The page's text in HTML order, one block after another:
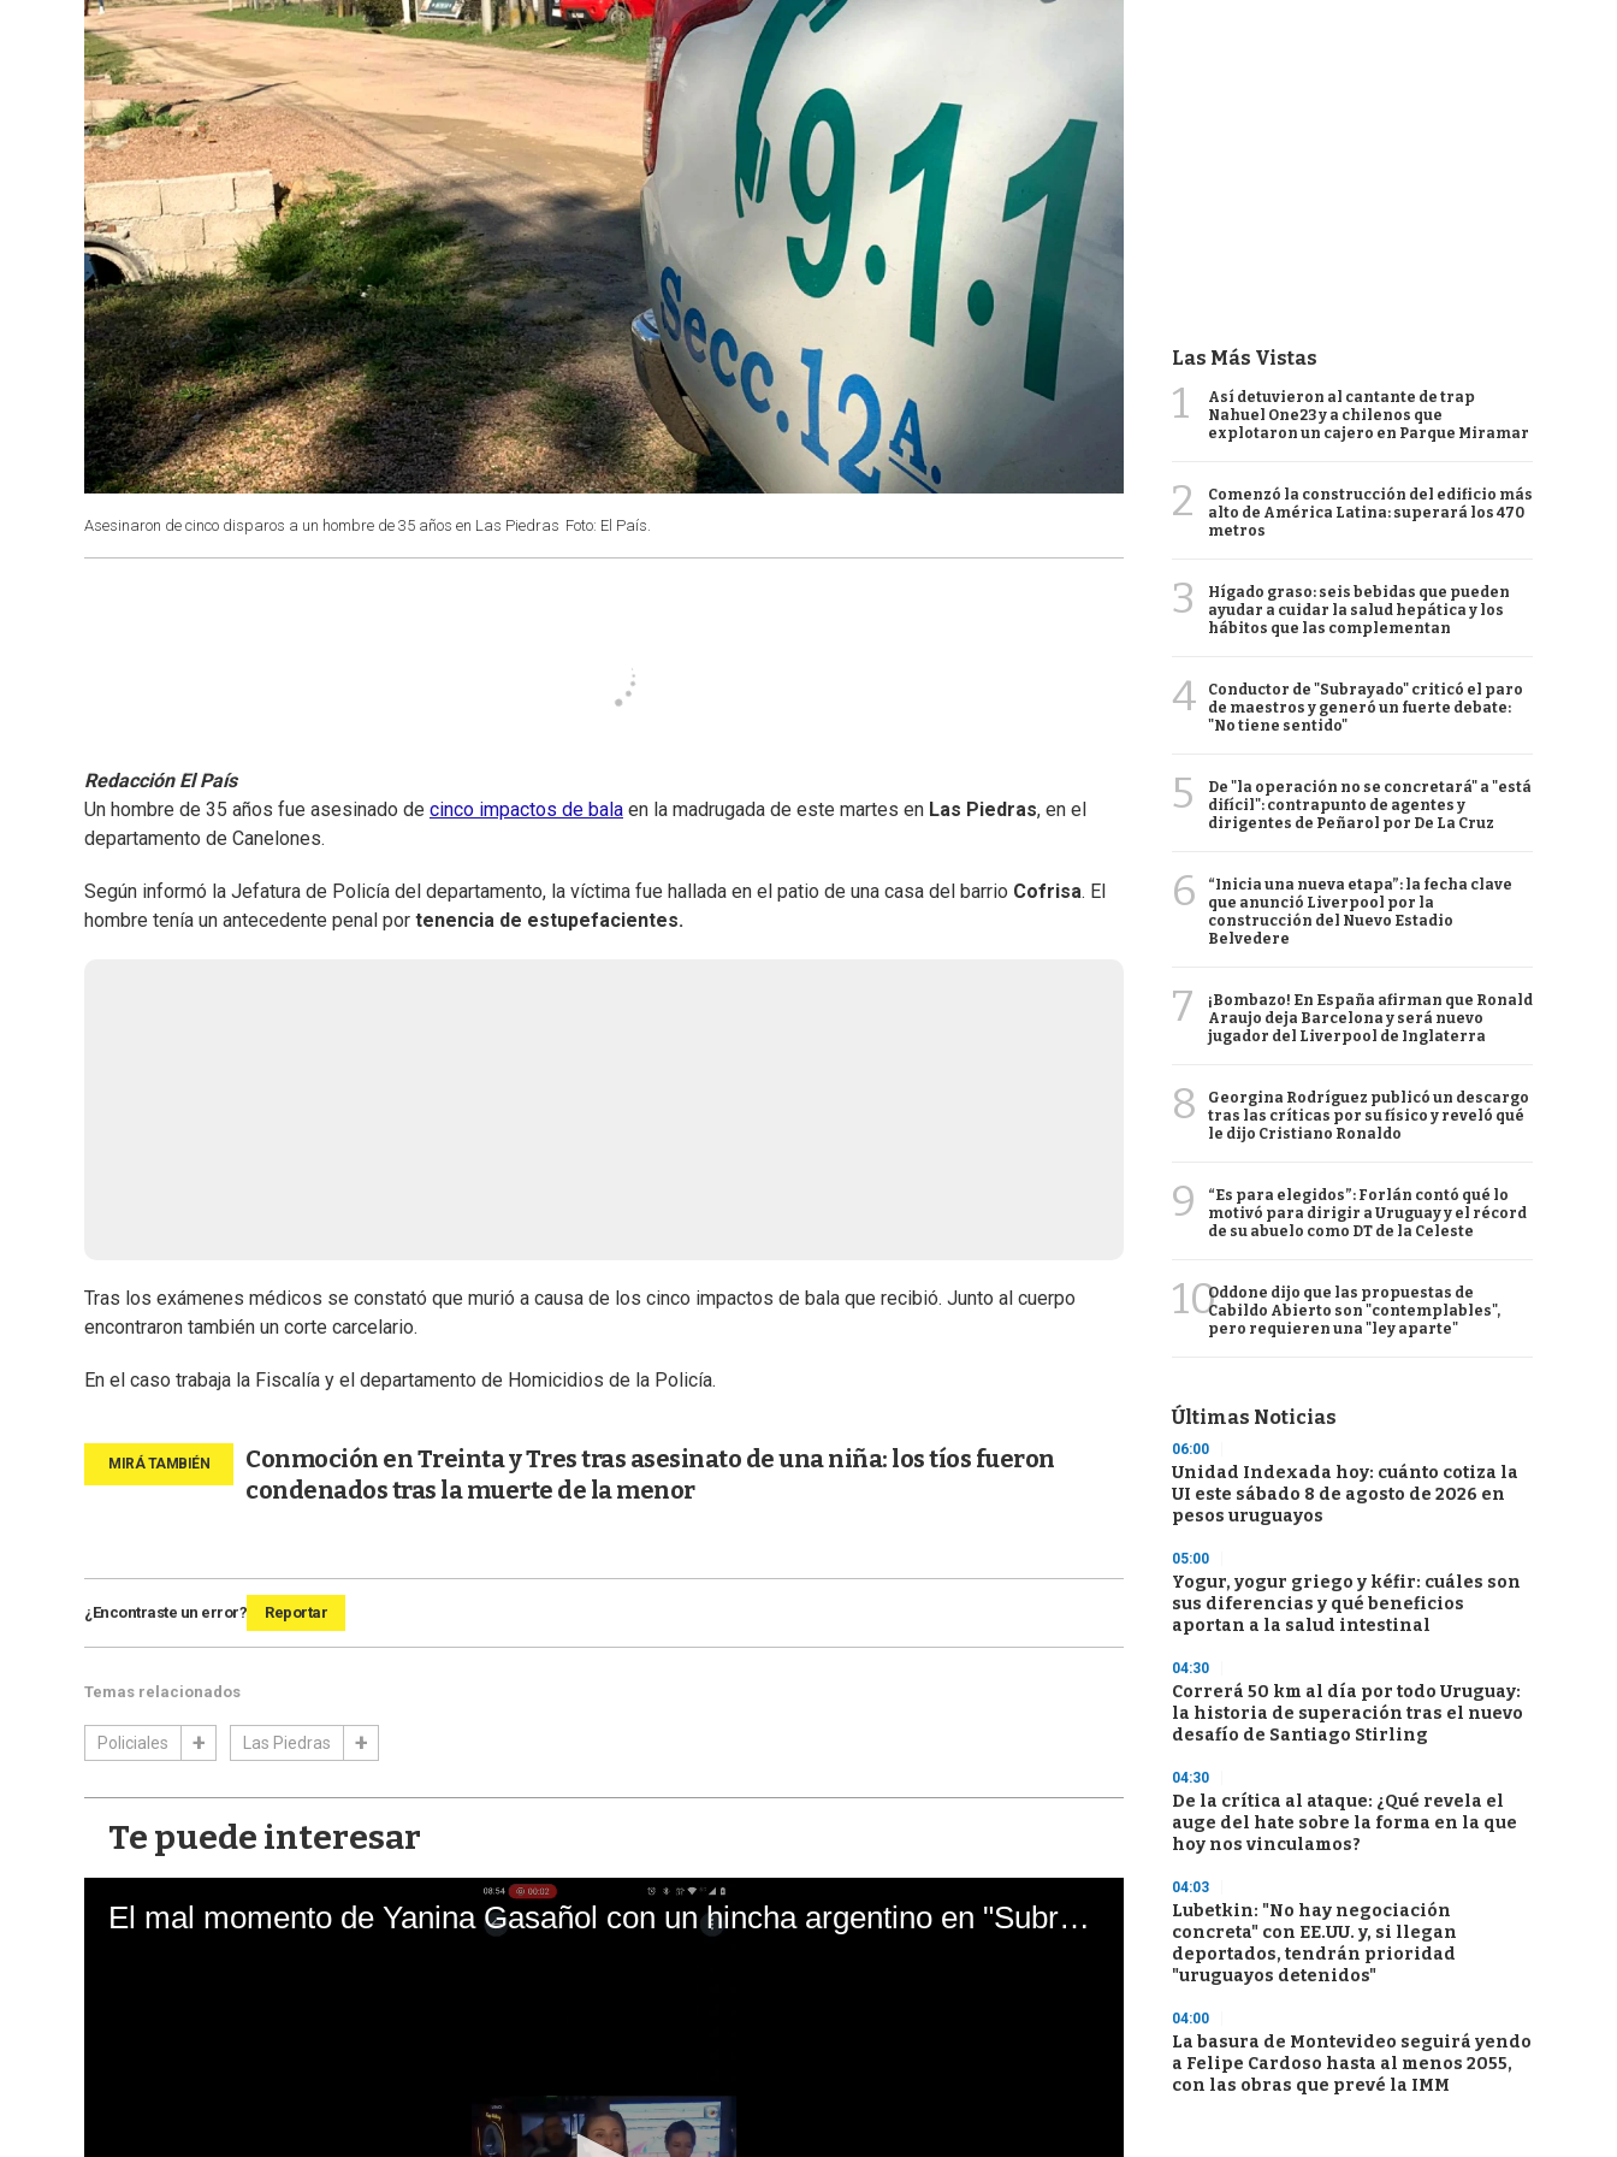
Asesinaron de cinco disparos a un hombre de 35 años en Las Piedras Foto: El País.
Redacción El País
Un hombre de 35 años fue asesinado de cinco impactos de bala en la madrugada de este martes en Las Piedras, en el
departamento de Canelones.
Según informó la Jefatura de Policía del departamento, la víctima fue hallada en el patio de una casa del barrio Cofrisa. El
hombre tenía un antecedente penal por tenencia de estupefacientes.
Tras los exámenes médicos se constató que murió a causa de los cinco impactos de bala que recibió. Junto al cuerpo
encontraron también un corte carcelario.
En el caso trabaja la Fiscalía y el departamento de Homicidios de la Policía.
Conmoción en Treinta y Tres tras asesinato de una niña: los tíos fueron
condenados tras la muerte de la menor
¿Encontraste un error? Reportar
Temas relacionados
Policiales Las Piedras
Te puede interesar
El mal momento de Yanina Gasañol con un hincha argentino en "Subrayado"
Las Más Vistas
1
Así detuvieron al cantante de trap
Nahuel One23 y a chilenos que
explotaron un cajero en Parque Miramar
2
Comenzó la construcción del edificio más
alto de América Latina: superará los 470
metros
3
Hígado graso: seis bebidas que pueden
ayudar a cuidar la salud hepática y los
hábitos que las complementan
4
Conductor de "Subrayado" criticó el paro
de maestros y generó un fuerte debate:
"No tiene sentido"
5
De "la operación no se concretará" a "está
difícil": contrapunto de agentes y
dirigentes de Peñarol por De La Cruz
6
“Inicia una nueva etapa”: la fecha clave
que anunció Liverpool por la
construcción del Nuevo Estadio
Belvedere
7
¡Bombazo! En España afirman que Ronald
Araujo deja Barcelona y será nuevo
jugador del Liverpool de Inglaterra
8
Georgina Rodríguez publicó un descargo
tras las críticas por su físico y reveló qué
le dijo Cristiano Ronaldo
9
“Es para elegidos”: Forlán contó qué lo
motivó para dirigir a Uruguay y el récord
de su abuelo como DT de la Celeste
10Oddone dijo que las propuestas de
Cabildo Abierto son "contemplables",
pero requieren una "ley aparte"
Últimas Noticias
06:00
Unidad Indexada hoy: cuánto cotiza la
UI este sábado 8 de agosto de 2026 en
pesos uruguayos
05:00
Yogur, yogur griego y kéfir: cuáles son
sus diferencias y qué beneficios
aportan a la salud intestinal
04:30
Correrá 50 km al día por todo Uruguay:
la historia de superación tras el nuevo
desafío de Santiago Stirling
04:30
De la crítica al ataque: ¿Qué revela el
auge del hate sobre la forma en la que
hoy nos vinculamos?
04:03
Lubetkin: "No hay negociación
concreta" con EE.UU. y, si llegan
deportados, tendrán prioridad
"uruguayos detenidos"
04:00
La basura de Montevideo seguirá yendo
a Felipe Cardoso hasta al menos 2055,
con las obras que prevé la IMM